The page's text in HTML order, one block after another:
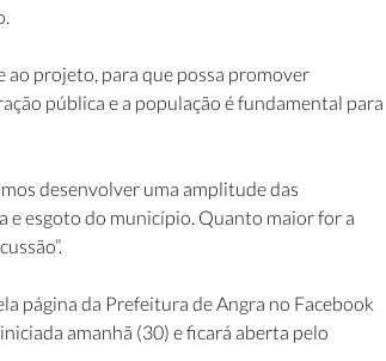
projeto, para que possa promover
pública e a população é fundamental para
desenvolver uma amplitude das
e esgoto do município. Quanto maior for a
página da Prefeitura de Angra no Facebook
amanhã (30) e ficará aberta pelo